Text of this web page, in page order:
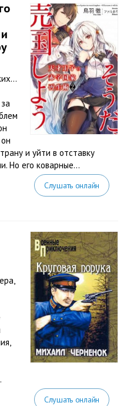
и уйти в отставку
Но его коварные...
Слушать онлайн
Слушать онлайн